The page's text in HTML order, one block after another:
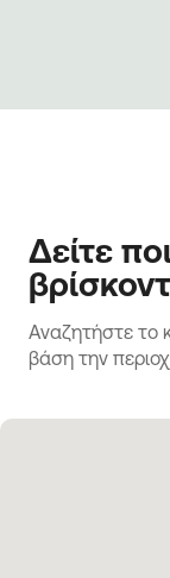
Δείτε
Αναζητήστε το
βάση την